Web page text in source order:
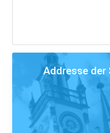
Addresse der